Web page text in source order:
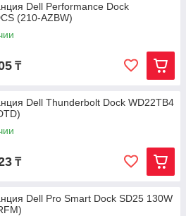
Dell Performance Dock
(210-AZBW)
₸
Dell Thunderbolt Dock WD22TB4
₸
Dell Pro Smart Dock SD25 130W